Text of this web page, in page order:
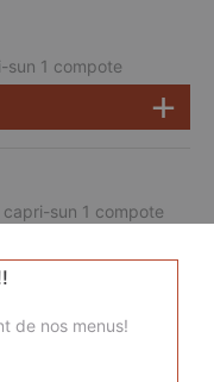
sun 1 compote
sun 1 compote
de nos menus!